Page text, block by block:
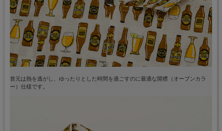
首元は熱を逃がし、ゆったりとした時間を過ごすのに最適な開襟（オープンカラ
ー）仕様です。